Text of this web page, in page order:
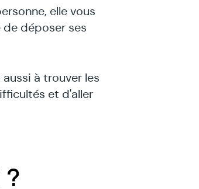
elle vous
déposer ses
à trouver les
et d'aller